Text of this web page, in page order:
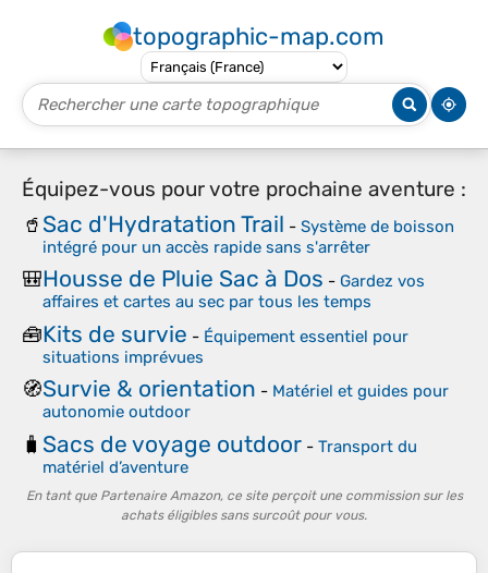
topographic-map.com
Équipez-vous pour votre prochaine aventure :
🥤 Sac d'Hydratation Trail - Système de boisson
intégré pour un accès rapide sans s'arrêter
🎒Housse de Pluie Sac à Dos - Gardez vos
affaires et cartes au sec par tous les temps
🧰Kits de survie - Équipement essentiel pour
situations imprévues
🧭Survie & orientation - Matériel et guides pour
autonomie outdoor
🧳 Sacs de voyage outdoor - Transport du
matériel d’aventure
En tant que Partenaire Amazon, ce site perçoit une commission sur les
achats éligibles sans surcoût pour vous.